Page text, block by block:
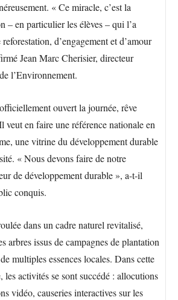
« Ce miracle, c’est la
– en particulier les élèves – qui l’a
d’engagement et d’amour
Jean Marc Cherisier, directeur
l’Environnement.
ouvert la journée, rêve
veut en faire une référence nationale en
une vitrine du développement durable
« Nous devons faire de notre
de développement durable », a-t-il
conquis.
dans un cadre naturel revitalisé,
arbres issus de campagnes de plantation
multiples essences locales. Dans cette
les activités se sont succédé : allocutions
vidéo, causeries interactives sur les